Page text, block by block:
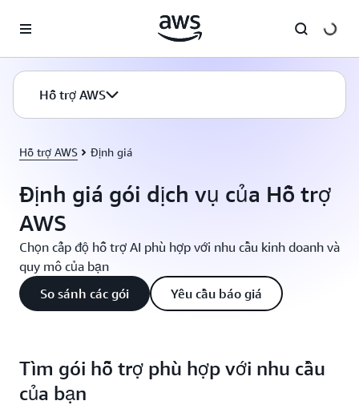
Hỗ trợ AWS
Hỗ trợ AWS Định giá
Định giá gói dịch vụ của Hỗ trợ
AWS
Chọn cấp độ hỗ trợ AI phù hợp với nhu cầu kinh doanh và
quy mô của bạn
So sánh các gói
Yêu cầu báo giá
Tìm gói hỗ trợ phù hợp với nhu cầu
của bạn